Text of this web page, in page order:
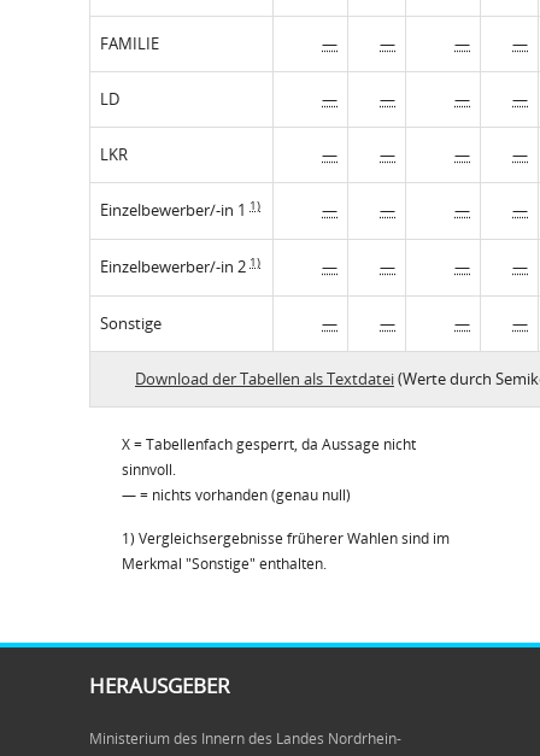
FAMILIE — — — —
LD — — — —
LKR — — — —
Einzelbewerber/-in 1 1) — — — —
Einzelbewerber/-in 2 1) — — — —
Sonstige — — — —
Download der Tabellen als Textdatei(Werte durch
X = Tabellenfach gesperrt, da Aussage nicht
sinnvoll.
— = nichts vorhanden (genau null)
1) Vergleichsergebnisse früherer Wahlen sind im
Merkmal "Sonstige" enthalten.
HERAUSGEBER
Ministerium des Innern des Landes Nordrhein-